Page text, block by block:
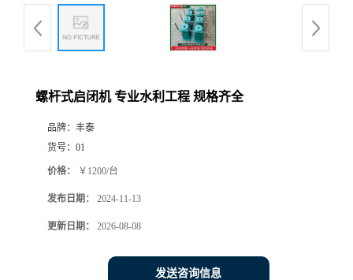
螺杆式启闭机 专业水利工程 规格齐全
品牌： 丰泰
货号： 01
价格： ￥1200/台
发布日期： 2024-11-13
更新日期： 2026-08-08
发送咨询信息